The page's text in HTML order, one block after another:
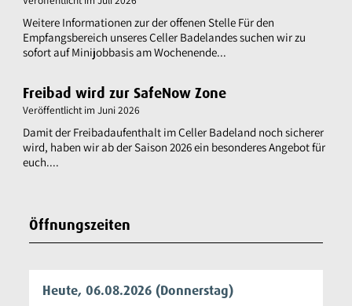
Weitere Informationen zur der offenen Stelle Für den
Empfangsbereich unseres Celler Badelandes suchen wir zu
sofort auf Minijobbasis am Wochenende...
Freibad wird zur SafeNow Zone
Veröffentlicht imJuni 2026
Damit der Freibadaufenthalt im Celler Badeland noch sicherer
wird, haben wir ab der Saison 2026 ein besonderes Angebot für
euch....
Öffnungszeiten
Heute, 06.08.2026 (Donnerstag)